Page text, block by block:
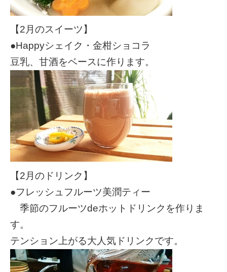
【2月のスイーツ】
●Happyシェイク・金柑ショコラ
豆乳、甘酒をベースに作ります。
【2月のドリンク】
●フレッシュフルーツ美潤ティー
季節のフルーツdeホットドリンクを作りま
す。
テンション上がる大人気ドリンクです。